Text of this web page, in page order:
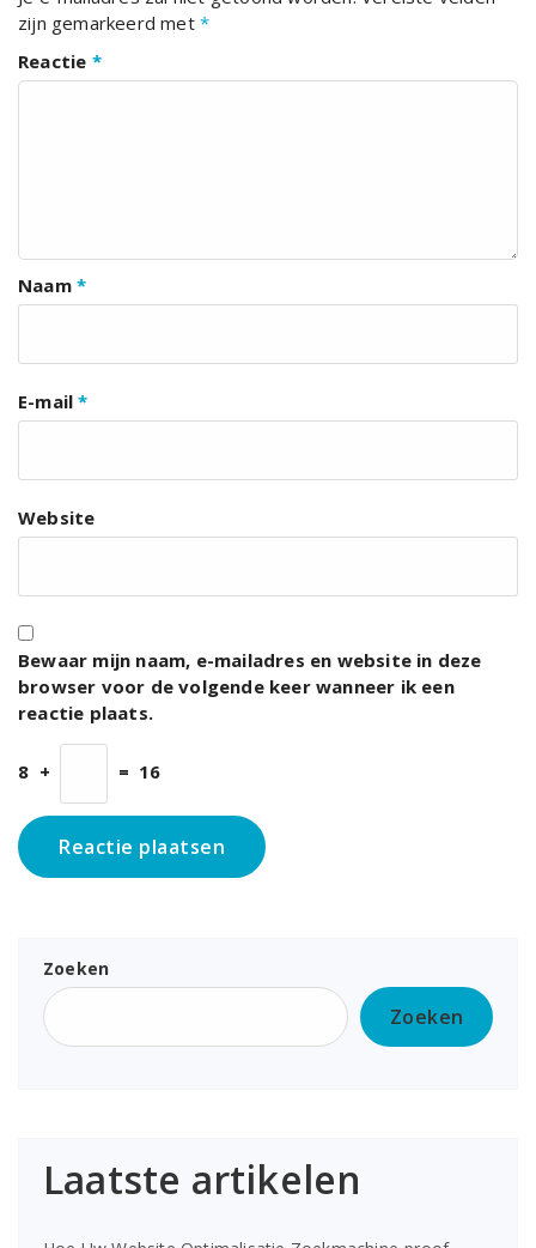
zijn gemarkeerd met *
Reactie *
Naam *
E-mail*
Website
Bewaar mijn naam, e-mailadres en website in deze
browser voor de volgende keer wanneer ik een
reactie plaats.
8 + = 16
Zoeken
Zoeken
Laatste artikelen